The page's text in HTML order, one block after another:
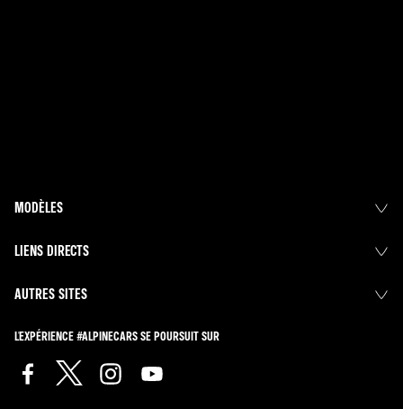
MODÈLES
LIENS DIRECTS
AUTRES SITES
L'EXPÉRIENCE #ALPINECARS SE POURSUIT SUR